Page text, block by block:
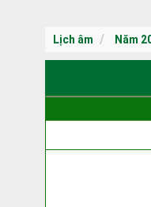
Lịch âm Năm